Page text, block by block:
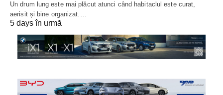
Un drum lung este mai plăcut atunci când habitaclul este curat,
aerisit și bine organizat.…
5 days în urmă